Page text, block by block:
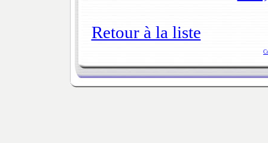
Retour à la liste